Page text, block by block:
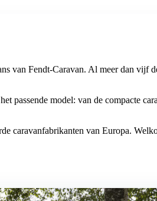
van Fendt-Caravan. Al meer dan vijf
passende model: van de compacte
caravanfabrikanten van Europa.